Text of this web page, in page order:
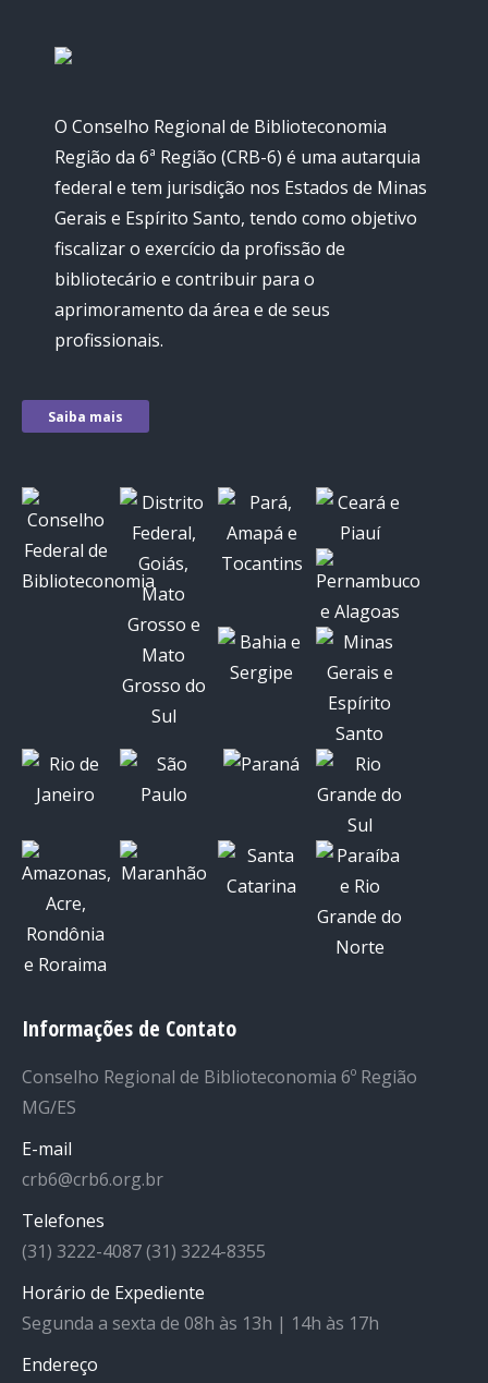
O Conselho Regional de Biblioteconomia
Região da 6ª Região (CRB-6) é uma autarquia
federal e tem jurisdição nos Estados de Minas
Gerais e Espírito Santo, tendo como objetivo
fiscalizar o exercício da profissão de
bibliotecário e contribuir para o
aprimoramento da área e de seus
profissionais.
Saiba mais
Informações de Contato
Conselho Regional de Biblioteconomia 6º Região
MG/ES
E-mail
crb6@crb6.org.br
Telefones
(31) 3222-4087 (31) 3224-8355
Horário de Expediente
Segunda a sexta de 08h às 13h | 14h às 17h
Endereço